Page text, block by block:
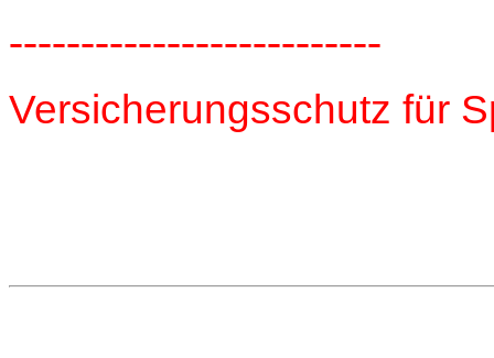
--------------------------
Versicherungsschutz für